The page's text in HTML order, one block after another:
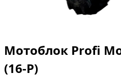
Мотоблок Profi
(16-P)